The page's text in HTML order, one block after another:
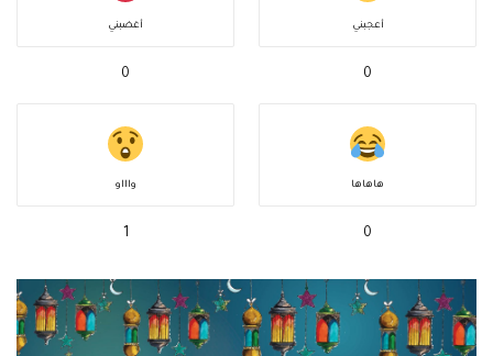
أعجبني
0
أغضبني
0
هاهاها
0
واااو
1